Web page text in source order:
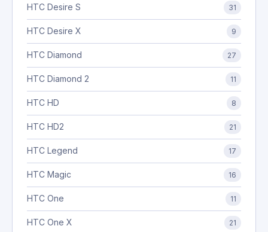
HTC Desire S 31
HTC Desire X 9
HTC Diamond 27
HTC Diamond 2 11
HTC HD 8
HTC HD2 21
HTC Legend 17
HTC Magic 16
HTC One 11
HTC One X 21